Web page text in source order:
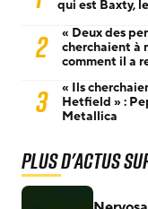
qui est Baxty,
2
« Deux des
cherchaient à
comment il a
3
« Ils
Hetfield » :
Metallica
Plus d'actus